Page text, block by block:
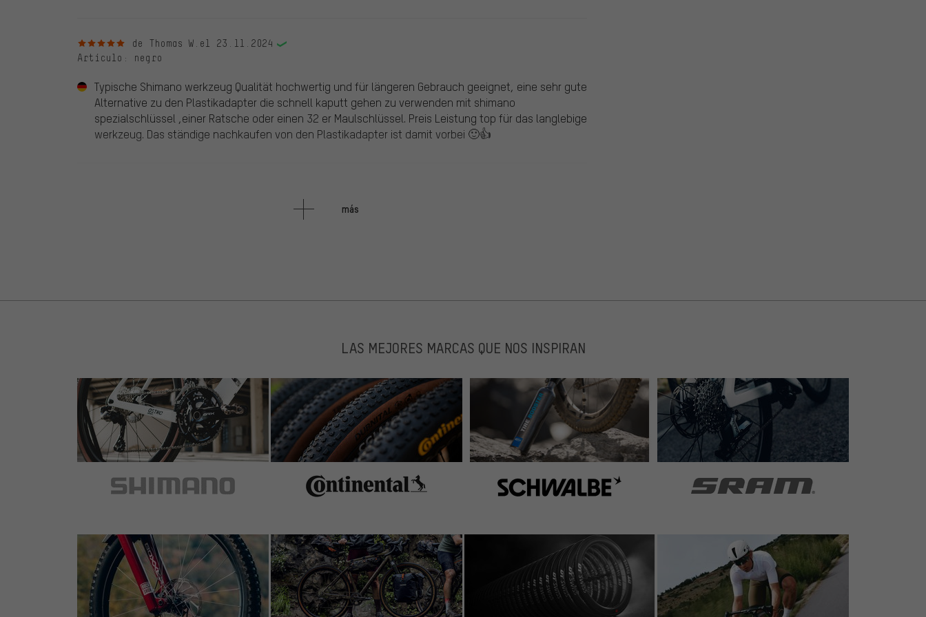
5 de 5 estrellasde Thomas W. el 23.11.2024
Artículo : negro
Typische Shimano werkzeug Qualität hochwertig und für längeren Gebrauch geeignet, eine sehr gute
Alternative zu den Plastikadapter die schnell kaputt gehen zu verwenden mit shimano
spezialschlüssel ,einer Ratsche oder einen 32 er Maulschlüssel. Preis Leistung top für das langlebige
werkzeug. Das ständige nachkaufen von den Plastikadapter ist damit vorbei 🙂👍
Impeccable, robuste
5 de 5 estrellasde Jussi J. el 15.05.2023
Artículo: negro
Excelent build quality. Tightened my BB-MT801 without problems.
Artículo : negro
Macht Sache!!!
más
LAS MEJORES MARCAS QUE NOS INSPIRAN